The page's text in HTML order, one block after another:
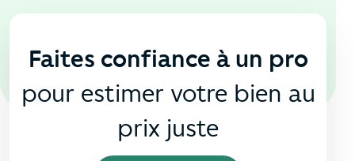
En agence
Faites confiance à un pro
pour estimer votre bien au
prix juste